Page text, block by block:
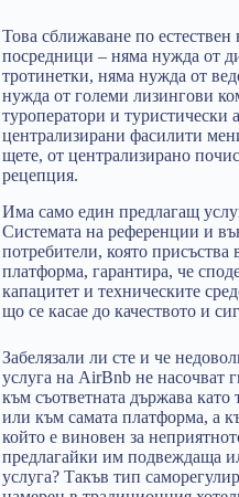
Това сближаване по
посредници – няма нужда от
тротинетки, няма нужда от
нужда от големи лизингови
туроператори и туристически
централизирани фасилити
щете, от централизирано
рецепция.
Има само един предлагащ
Системата на референции и
потребители, която присъства
платформа, гарантира, че
капацитет и техническите
що се касае до качеството и
Забелязали ли сте и че
услуга на AirBnb не насочват
към съответната държава като
или към самата платформа, а
който е виновен за
предлагайки им подвеждаща
услуга? Такъв тип